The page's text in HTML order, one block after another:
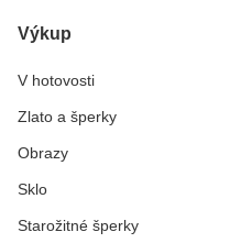
Výkup
V hotovosti
Zlato a šperky
Obrazy
Sklo
Starožitné šperky